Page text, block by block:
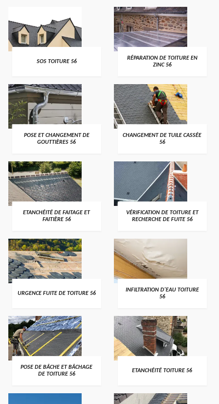
>
SOS TOITURE 56 >
RÉPARATION DE TOITURE EN
ZINC 56
>
POSE ET CHANGEMENT DE
GOUTTIÈRES 56
>
CHANGEMENT DE TUILE CASSÉE
56
>
ETANCHÉITÉ DE FAITAGE ET
FAITIÈRE 56
>
VÉRIFICATION DE TOITURE ET
RECHERCHE DE FUITE 56
>
URGENCE FUITE DE TOITURE 56 >
INFILTRATION D'EAU TOITURE
56
>
POSE DE BÂCHE ET BÂCHAGE
DE TOITURE 56
>
ETANCHÉITÉ TOITURE 56